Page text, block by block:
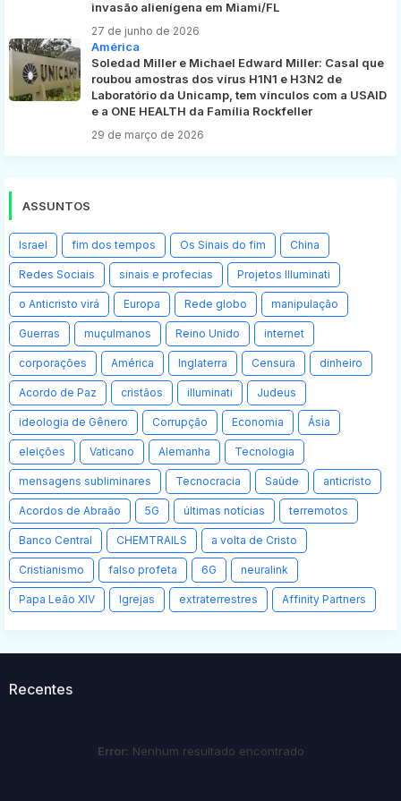
invasão alienígena em Miami/FL
27 de junho de 2026
América
Soledad Miller e Michael Edward Miller: Casal que
roubou amostras dos vírus H1N1 e H3N2 de
Laboratório da Unicamp, tem vínculos com a USAID
e a ONE HEALTH da Família Rockfeller
29 de março de 2026
ASSUNTOS
Israel fim dos tempos Os Sinais do fim China
Redes Sociais sinais e profecias Projetos Illuminati
o Anticristo virá Europa Rede globo manipulação
Guerras muçulmanos Reino Unido internet
corporações América Inglaterra Censura dinheiro
Acordo de Paz cristãos illuminati Judeus
ideologia de Gênero Corrupção Economia Ásia
eleições Vaticano Alemanha Tecnologia
mensagens subliminares Tecnocracia Saúde anticristo
Acordos de Abraão 5G últimas notícias terremotos
Banco Central CHEMTRAILS a volta de Cristo
Cristianismo falso profeta 6G neuralink
Papa Leão XIV Igrejas extraterrestres Affinity Partners
Recentes
Error: Nenhum resultado encontrado